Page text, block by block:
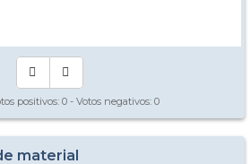
positivos: 0 - Votos negativos: 0
material